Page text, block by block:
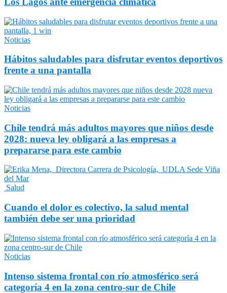
Noticias
Hábitos saludables para disfrutar eventos deportivos
frente a una pantalla
Noticias
Chile tendrá más adultos mayores que niños desde
2028: nueva ley obligará a las empresas a
prepararse para este cambio
Salud
Cuando el dolor es colectivo, la salud mental
también debe ser una prioridad
Noticias
Intenso sistema frontal con río atmosférico será
categoría 4 en la zona centro-sur de Chile